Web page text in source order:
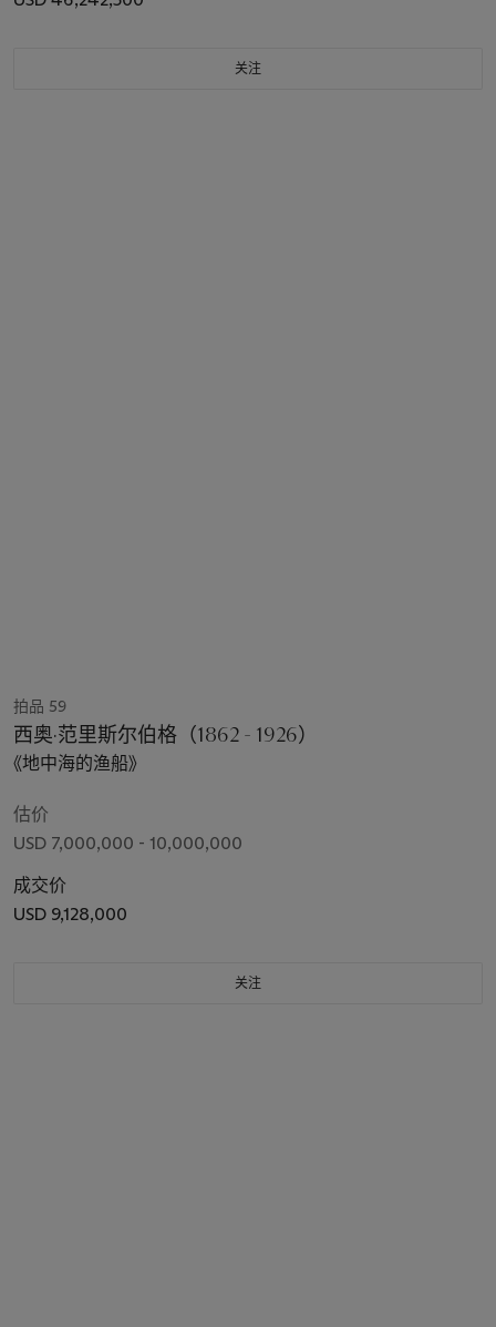
关注
拍品 59
西奥·范里斯尔伯格（1862 - 1926）
《地中海的渔船》
估价
USD 7,000,000 - 10,000,000
成交价
USD 9,128,000
关注